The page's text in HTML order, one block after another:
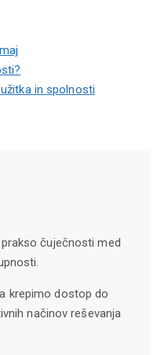
in spolnosti
čuječnosti med
krepimo dostop do
načinov reševanja